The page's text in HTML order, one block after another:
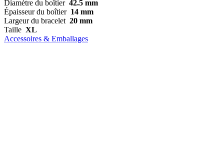
Diamètre du boîtier 42.5 mm
Épaisseur du boîtier 14 mm
Largeur du bracelet 20 mm
Taille XL
Accessoires & Emballages